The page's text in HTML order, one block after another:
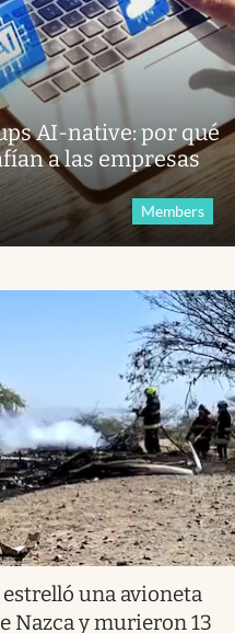
AI-native: por qué
a las empresas
Members
estrelló una avioneta
Nazca y murieron 13